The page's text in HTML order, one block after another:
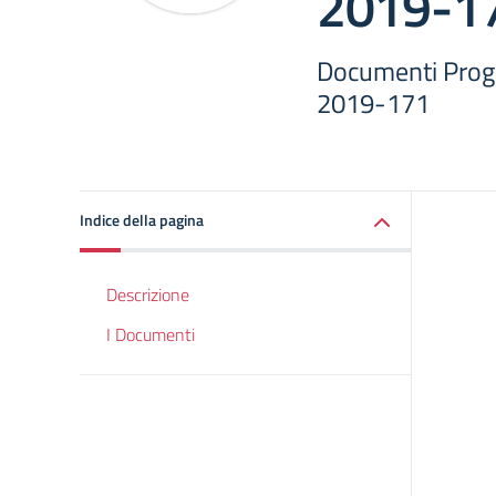
Documenti
2019-171
Indice della pagina
Descrizione
I Documenti